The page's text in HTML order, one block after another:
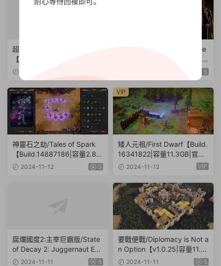
超越漢威爾/Beyond Hanwell
【v1.01|容量60.3GB|官方原
版英文|支持鍵盤.鼠标.手柄】
蠕行的恐懼：克蘇魯選集/Me
nace from the Deep【v1.0.0
|容量2.96GB|官方簡體中文|
支持鍵盤.鼠标.手柄】
5
神靈石之劫/Tales of Spark
【Build.14887186|容量2.86
GB|官方簡體中文|支持鍵盤.
2024-11-12 5
矮人元祖/First Dwarf【Build.
16341822|容量11.3GB|官方
簡體中文】
2024-11-12 VIP
VIP
腐爛國度2:主宰巨霸版/State
of Decay 2: Juggernaut Edit
ion（v38.1|容量20.4GB|官方
2024-11-11 5
要戰便戰/Diplomacy is Not a
n Option【v1.0.25|容量11.3
GB|官方簡體中文|支持鍵盤.
2024-11-11 5